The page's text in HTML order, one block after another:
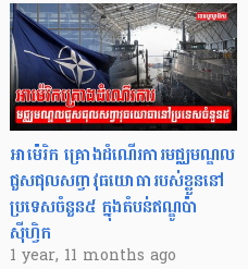
អាម៉េរិក គ្រោងដំណើរការមជ្ឈមណ្ឌល
ជួសជុលសព្វាវុធយោធារបស់ខ្លួននៅ
ប្រទេសចំនួន៥ ក្នុងតំបន់ឥណ្ឌូប៉ា
ស៊ីហ្វិក
1 year, 11 months ago